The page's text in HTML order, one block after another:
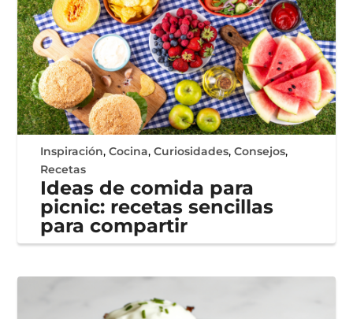
Inspiración,Cocina,Curiosidades,Consejos,
Recetas
Ideas de comida para
picnic: recetas sencillas
para compartir